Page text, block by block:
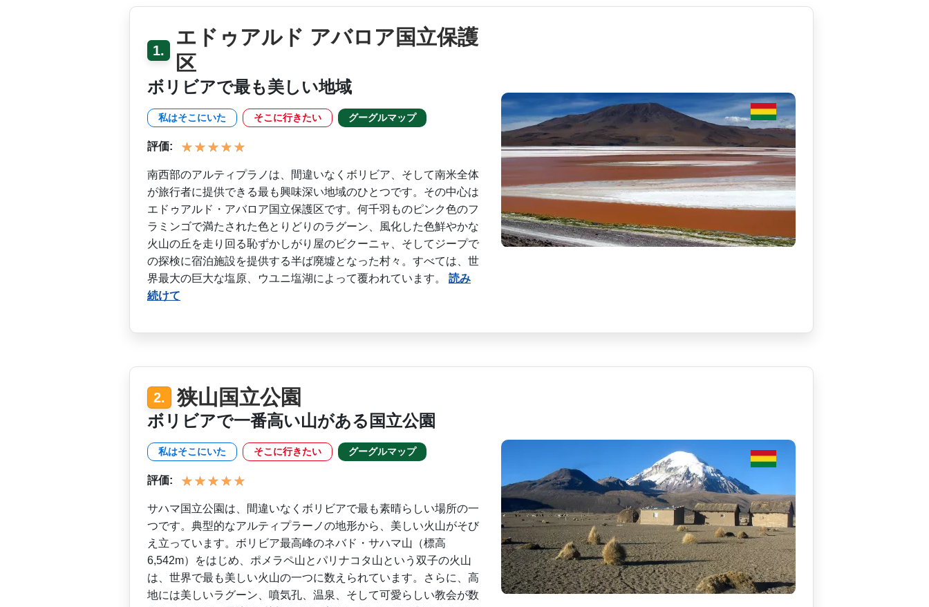
1.
エドゥアルド アバロア国立保護
区
ボリビアで最も美しい地域
私はそこにいた そこに行きたい グーグルマップ
評価:
南西部のアルティプラノは、­間違いなくボリビア、そして南米全体
が旅行者に提供­できる最も興味深い地域のひとつです。その中心は
エ­ドゥアルド・アバロア国立保護区です。何千羽ものピ­ンク色のフ
ラミンゴで満たされた色とりどりのラグー­ン、風化した色鮮やかな
火山の丘を走り回る恥ずかし­がり屋のビクーニャ、そしてジープで
の探検に宿泊施­設を提供する半ば廃墟となった村々。すべては、世
界­最大の巨大な塩原、ウユニ塩湖によって覆われていま­す。 読み
続けて
2. 狭山国立公園
ボリビアで一番高い山がある国立公園
私はそこにいた そこに行きたい グーグルマップ
評価:
サハマ国立公園は、間違いな­くボリビアで最も素晴らしい場所の一
つです。典型的­なアルティプラーノの地形から、美しい火山がそび
え­立っています。ボリビア最高峰のネバド・サハマ山（­標高
6,542m）をはじめ、ポメラペ山とパリナコ­タ山という双子の火山
は、世界で最も美しい火山の一­つに数えられています。さらに、高
地には美しいラグ­ーン、噴気孔、温泉、そして可愛らしい教会が数